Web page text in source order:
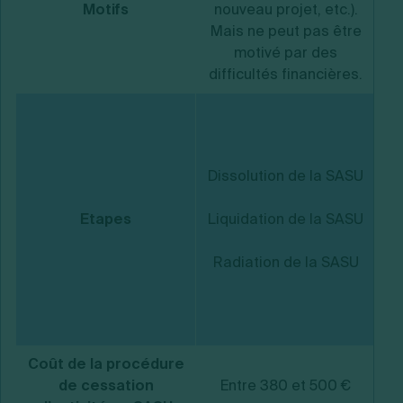
Motifs
nouveau projet, etc.).
Mais ne peut pas être
motivé par des
difficultés financières.
Etapes
Dissolution de la SASU
Liquidation de la SASU
Radiation de la SASU
Coût de la procédure
de cessation
Entre 380 et 500 €